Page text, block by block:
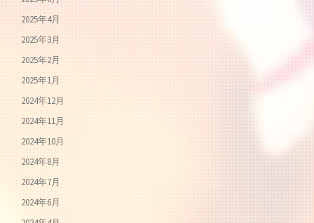
2025年4月
2025年3月
2025年2月
2025年1月
2024年12月
2024年11月
2024年10月
2024年8月
2024年7月
2024年6月